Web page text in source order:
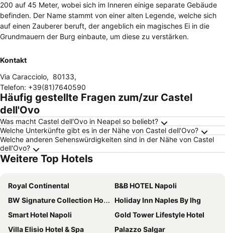
200 auf 45 Meter, wobei sich im Inneren einige separate Gebäude
befinden. Der Name stammt von einer alten Legende, welche sich
auf einen Zauberer beruft, der angeblich ein magisches Ei in die
Grundmauern der Burg einbaute, um diese zu verstärken.
Kontakt
Via Caracciolo, 80133,
Telefon: +39(81)7640590
Häufig gestellte Fragen zum/zur Castel
dell'Ovo
Was macht Castel dell'Ovo in Neapel so beliebt?
Welche Unterkünfte gibt es in der Nähe von Castel dell'Ovo?
Welche anderen Sehenswürdigkeiten sind in der Nähe von Castel
dell'Ovo?
Weitere Top Hotels
Royal Continental
B&B HOTEL Napoli
BW Signature Collection Hotel Paradiso
Holiday Inn Naples By Ihg
Smart Hotel Napoli
Gold Tower Lifestyle Hotel
Villa Elisio Hotel & Spa
Palazzo Salgar